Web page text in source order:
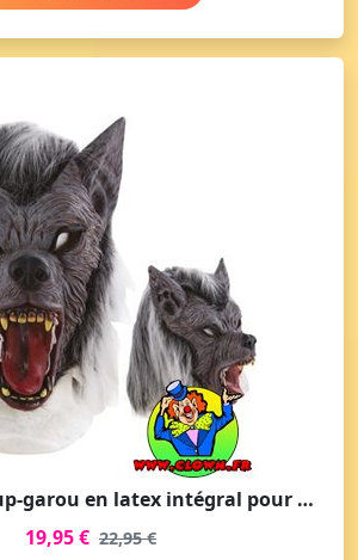
Masque de loup-garou en latex intégral pour adulte - Halloween
19,95 € 22,95 €